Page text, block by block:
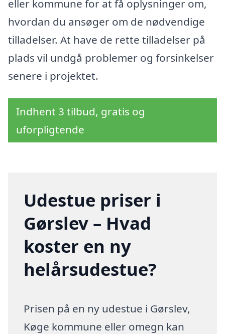
eller kommune for at få oplysninger om,
hvordan du ansøger om de nødvendige
tilladelser. At have de rette tilladelser på
plads vil undgå problemer og forsinkelser
senere i projektet.
Indhent 3 tilbud, gratis og
uforpligtende
Udestue priser i
Gørslev – Hvad
koster en ny
helårsudestue?
Prisen på en ny udestue i Gørslev,
Køge kommune eller omegn kan